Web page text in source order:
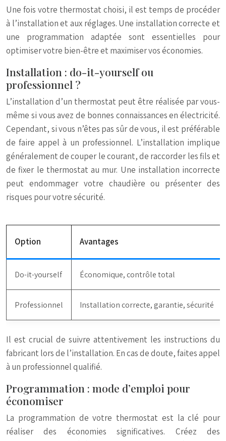
Une fois votre thermostat choisi, il est temps de procéder
à l’installation et aux réglages. Une installation correcte et
une programmation adaptée sont essentielles pour
optimiser votre bien-être et maximiser vos économies.
Installation : do-it-yourself ou
professionnel ?
L’installation d’un thermostat peut être réalisée par vous-
même si vous avez de bonnes connaissances en électricité.
Cependant, si vous n’êtes pas sûr de vous, il est préférable
de faire appel à un professionnel. L’installation implique
généralement de couper le courant, de raccorder les fils et
de fixer le thermostat au mur. Une installation incorrecte
peut endommager votre chaudière ou présenter des
risques pour votre sécurité.
Option Avantages
Do-it-yourself Économique, contrôle total
Professionnel Installation correcte, garantie, sécurité
Il est crucial de suivre attentivement les instructions du
fabricant lors de l’installation. En cas de doute, faites appel
à un professionnel qualifié.
Programmation : mode d’emploi pour
économiser
La programmation de votre thermostat est la clé pour
réaliser des économies significatives. Créez des